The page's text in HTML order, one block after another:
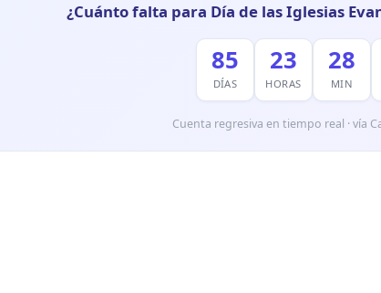
¿Cuánto falta para Día de las Iglesias
85
DÍAS
23
HORAS
28
MIN
Cuenta regresiva en tiempo real · vía